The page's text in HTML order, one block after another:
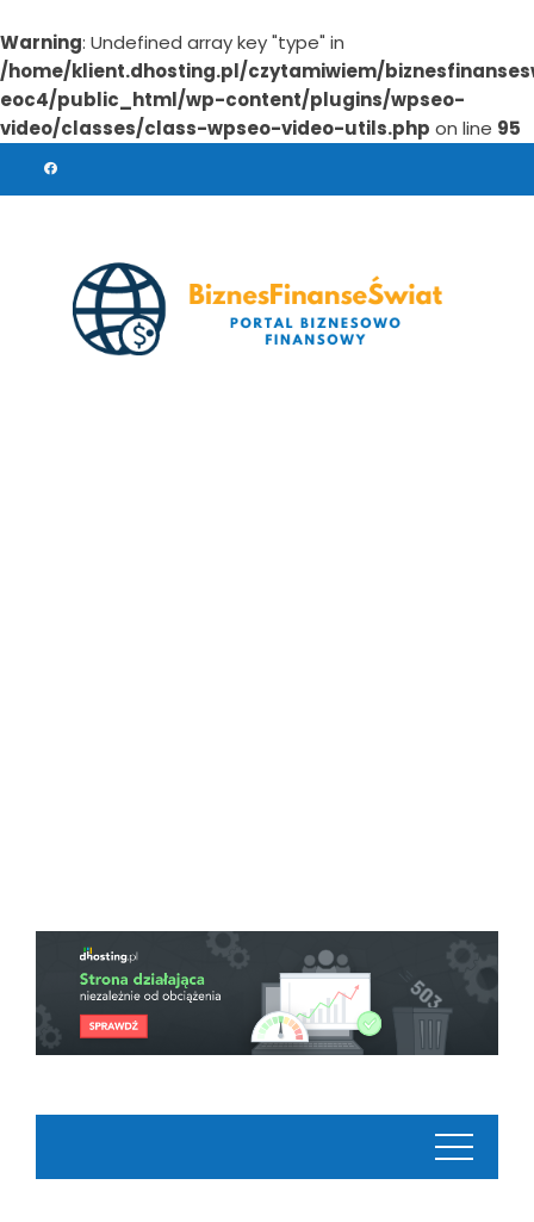
Warning: Undefined array key "type" in
/home/klient.dhosting.pl/czytamiwiem/
eoc4/public_html/wp-content/plugins/wpseo-
video/classes/class-wpseo-video-utils.php on line 95